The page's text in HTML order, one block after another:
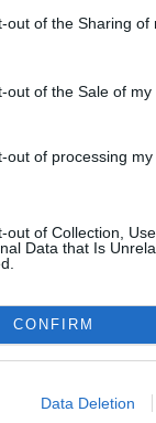
out of the Sharing of
out of the Sale of
out of processing
out of Collection,
Data that Is
CONFIRM
Data Deletion